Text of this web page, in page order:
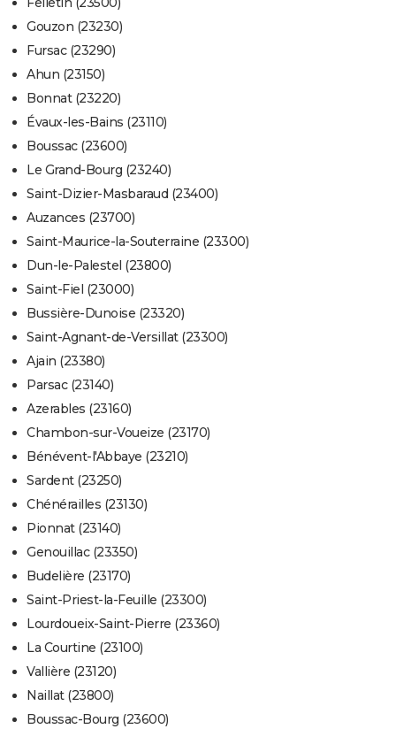
Gouzon (23230)
Fursac (23290)
Ahun (23150)
Bonnat (23220)
Évaux-les-Bains (23110)
Boussac (23600)
Le Grand-Bourg (23240)
Saint-Dizier-Masbaraud (23400)
Auzances (23700)
Saint-Maurice-la-Souterraine (23300)
Dun-le-Palestel (23800)
Saint-Fiel (23000)
Bussière-Dunoise (23320)
Saint-Agnant-de-Versillat (23300)
Ajain (23380)
Parsac (23140)
Azerables (23160)
Chambon-sur-Voueize (23170)
Bénévent-l'Abbaye (23210)
Sardent (23250)
Chénérailles (23130)
Pionnat (23140)
Genouillac (23350)
Budelière (23170)
Saint-Priest-la-Feuille (23300)
Lourdoueix-Saint-Pierre (23360)
La Courtine (23100)
Vallière (23120)
Naillat (23800)
Boussac-Bourg (23600)